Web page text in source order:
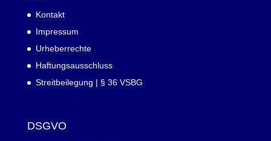
Kontakt
Impressum
Urheberrechte
Haftungsausschluss
Streitbeilegung | § 36 VSBG
DSGVO